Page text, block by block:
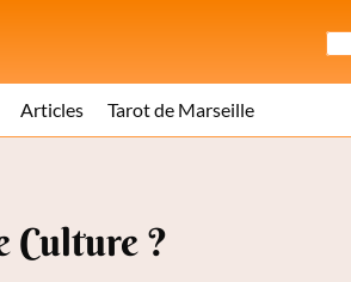
Articles Tarot de Marseille
Culture ?